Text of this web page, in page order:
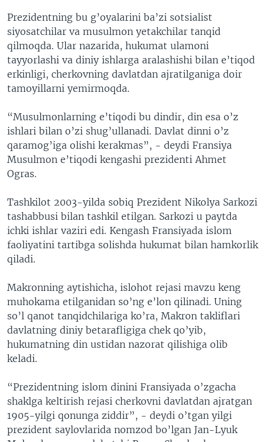
Prezidentning bu g’oyalarini ba’zi sotsialist
siyosatchilar va musulmon yetakchilar tanqid
qilmoqda. Ular nazarida, hukumat ulamoni
tayyorlashi va diniy ishlarga aralashishi bilan e’tiqod
erkinligi, cherkovning davlatdan ajratilganiga doir
tamoyillarni yemirmoqda.
“Musulmonlarning e’tiqodi bu dindir, din esa o’z
ishlari bilan o’zi shug’ullanadi. Davlat dinni o’z
qaramog’iga olishi kerakmas”, - deydi Fransiya
Musulmon e’tiqodi kengashi prezidenti Ahmet
Ogras.
Tashkilot 2003-yilda sobiq Prezident Nikolya Sarkozi
tashabbusi bilan tashkil etilgan. Sarkozi u paytda
ichki ishlar vaziri edi. Kengash Fransiyada islom
faoliyatini tartibga solishda hukumat bilan hamkorlik
qiladi.
Makronning aytishicha, islohot rejasi mavzu keng
muhokama etilganidan so’ng e’lon qilinadi. Uning
so’l qanot tanqidchilariga ko’ra, Makron takliflari
davlatning diniy betarafligiga chek qo’yib,
hukumatning din ustidan nazorat qilishiga olib
keladi.
“Prezidentning islom dinini Fransiyada o’zgacha
shaklga keltirish rejasi cherkovni davlatdan ajratgan
1905-yilgi qonunga ziddir”, - deydi o’tgan yilgi
prezident saylovlarida nomzod bo’lgan Jan-Lyuk